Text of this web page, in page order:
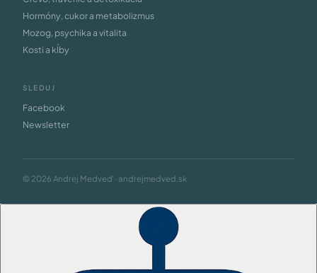
Hormóny, cukor a metabolizmus
Mozog, psychika a vitalita
Kosti a kĺby
SLEDUJ
Facebook
Newsletter
© 2026 Andrej Medveď · andrejmedved.sk